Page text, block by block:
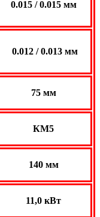
0.015 / 0.015 мм
0.012 / 0.013 мм
75 мм
КМ5
140 мм
11,0 кВт